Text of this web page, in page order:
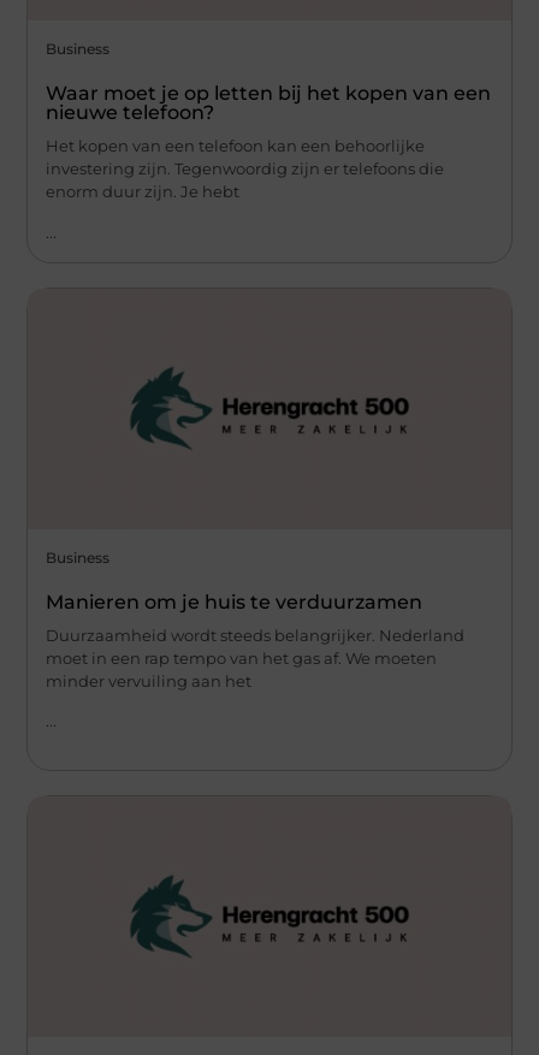
Business
Waar moet je op letten bij het kopen van een
nieuwe telefoon?
Het kopen van een telefoon kan een behoorlijke
investering zijn. Tegenwoordig zijn er telefoons die
enorm duur zijn. Je hebt
Business
Manieren om je huis te verduurzamen
Duurzaamheid wordt steeds belangrijker. Nederland
moet in een rap tempo van het gas af. We moeten
minder vervuiling aan het